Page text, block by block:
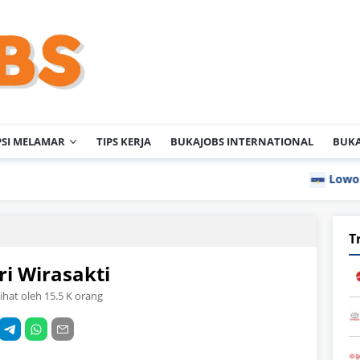
MELAMAR TIPS KERJA BUKAJOBS INTERNATIONAL
Lowongan Kerja
Wirasakti
oleh 15.5 K orang